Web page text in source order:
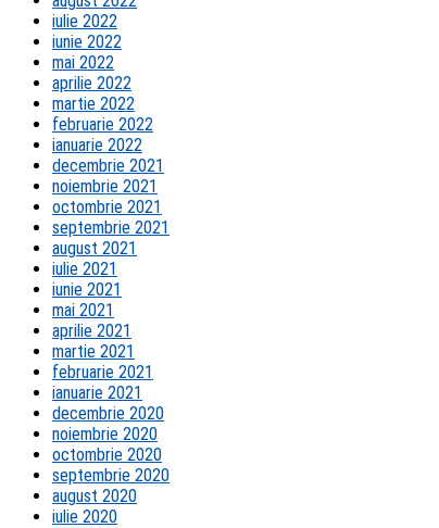
iulie 2022
iunie 2022
mai 2022
aprilie 2022
martie 2022
februarie 2022
ianuarie 2022
decembrie 2021
noiembrie 2021
octombrie 2021
septembrie 2021
august 2021
iulie 2021
iunie 2021
mai 2021
aprilie 2021
martie 2021
februarie 2021
ianuarie 2021
decembrie 2020
noiembrie 2020
octombrie 2020
septembrie 2020
august 2020
iulie 2020